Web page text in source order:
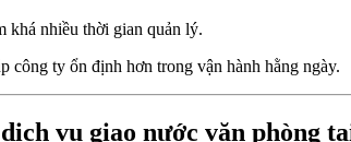
khá nhiều thời gian quản lý.
công ty ổn định hơn trong vận hành hằng ngày.
vụ giao nước văn phòng